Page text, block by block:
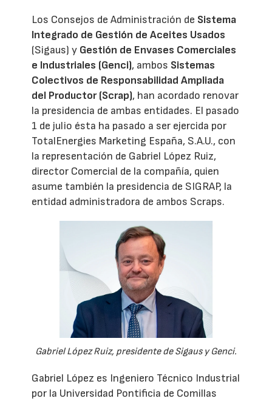
Los Consejos de Administración de Sistema
Integrado de Gestión de Aceites Usados
(Sigaus) y Gestión de Envases Comerciales
e Industriales (Genci), ambos Sistemas
Colectivos de Responsabilidad Ampliada
del Productor (Scrap), han acordado renovar
la presidencia de ambas entidades. El pasado
1 de julio ésta ha pasado a ser ejercida por
TotalEnergies Marketing España, S.A.U., con
la representación de Gabriel López Ruiz,
director Comercial de la compañía, quien
asume también la presidencia de SIGRAP, la
entidad administradora de ambos Scraps.
Gabriel López Ruiz, presidente de Sigaus y Genci.
Gabriel López es Ingeniero Técnico Industrial
por la Universidad Pontificia de Comillas